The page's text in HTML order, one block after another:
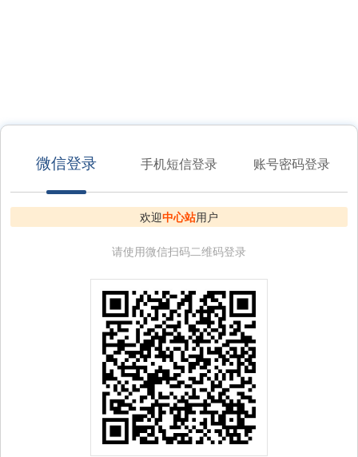
微信登录 手机短信登录 账号密码登录
欢迎中心站用户
请使用微信扫码二维码登录